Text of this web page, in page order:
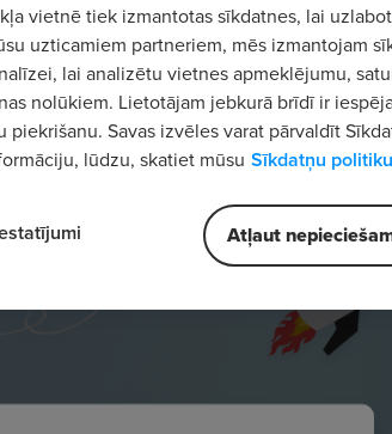
vietnē tiek izmantotas sīkdatnes, lai
uzticamiem partneriem, mēs izmantojam
lai analizētu vietnes apmeklējumu,
nolūkiem. Lietotājam jebkurā brīdī ir
piekrišanu. Savas izvēles varat pārvaldīt
lūdzu, skatiet mūsu Sīkdatņu
Atļaut